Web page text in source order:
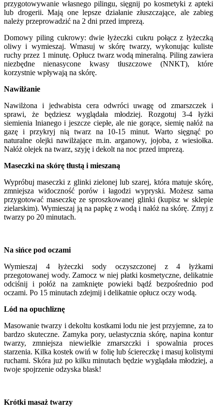
przygotowywanie własnego pilingu, sięgnij po kosmetyki z apteki
lub drogerii. Mają one lepsze działanie złuszczające, ale zabieg
należy przeprowadzić na 2 dni przed imprezą.
Domowy piling cukrowy: dwie łyżeczki cukru połącz z łyżeczką
oliwy i wymieszaj. Wmasuj w skórę twarzy, wykonując kuliste
ruchy przez 1 minutę. Opłucz twarz wodą mineralną. Piling zawiera
niezbędne nienasycone kwasy tłuszczowe (NNKT), które
korzystnie wpływają na skórę.
Nawilżanie
Nawilżona i jedwabista cera odwróci uwagę od zmarszczek i
sprawi, że będziesz wyglądała młodziej. Rozgotuj 3-4 łyżki
siemienia lnianego i jeszcze ciepłe, ale nie gorące, siemię nałóż na
gazę i przykryj nią twarz na 10-15 minut. Warto sięgnąć po
naturalne olejki nawilżające m.in. arganowy, jojoba, z wiesiołka.
Nałóż olejek na twarz, szyję i dekolt na noc przed imprezą.
Maseczki na skórę tłustą i mieszaną
Wypróbuj maseczki z glinki zielonej lub szarej, która matuje skórę,
zmniejsza widoczność porów i łagodzi wypryski. Możesz sama
przygotować maseczkę ze sproszkowanej glinki (kupisz w sklepie
zielarskim). Wymieszaj ją na papkę z wodą i nałóż na skórę. Zmyj z
twarzy po 20 minutach.
Na sińce pod oczami
Wymieszaj 4 łyżeczki sody oczyszczonej z 4 łyżkami
przegotowanej wody. Zamocz w niej płatki kosmetyczne, delikatnie
odciśnij i połóż na zamknięte powieki bądź bezpośrednio pod
oczami. Po 15 minutach zdejmij i delikatnie opłucz oczy wodą.
Lód na opuchliznę
Masowanie twarzy i dekoltu kostkami lodu nie jest przyjemne, za to
bardzo skuteczne. Zamyka pory, uelastycznia skórę, napina kontur
twarzy, zmniejsza niewielkie zmarszczki i spowalnia proces
starzenia. Kilka kostek owiń w folię lub ściereczkę i masuj kolistymi
ruchami. Skóra już po kilku minutach będzie wyglądała młodziej, a
twoje spojrzenie odzyska blask!
Krótki masaż twarzy